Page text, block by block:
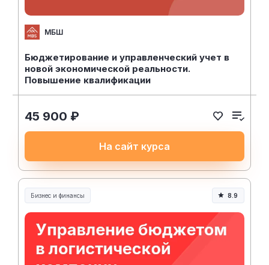
МБШ
Бюджетирование и управленческий учет в
новой экономической реальности.
Повышение квалификации
45 900 ₽
На сайт курса
Бизнес и финансы 8.9